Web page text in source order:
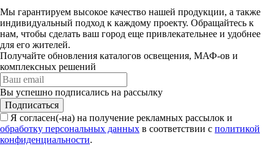
Мы гарантируем высокое качество нашей продукции, а также
индивидуальный подход к каждому проекту. Обращайтесь к
нам, чтобы сделать ваш город еще привлекательнее и удобнее
для его жителей.
Получайте обновления каталогов освещения, МАФ-ов и
комплексных решений
Вы успешно подписались на рассылку
Подписаться
Я согласен(-на) на получение рекламных рассылок и
обработку персональных данных в соответствии с политикой
конфиденциальности.